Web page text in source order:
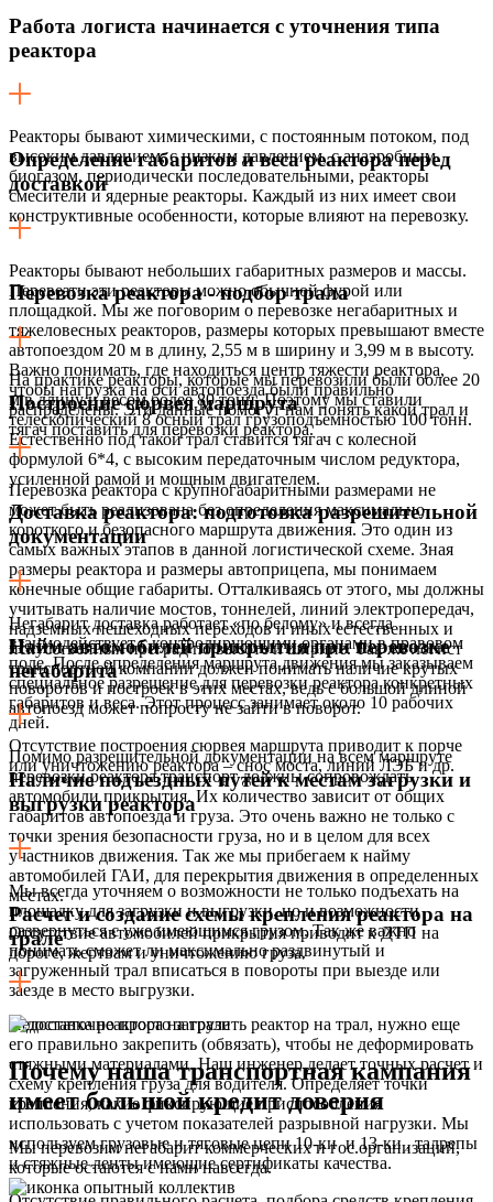
Работа логиста начинается с уточнения типа
реактора
Реакторы бывают химическими, с постоянным потоком, под
высоким давлением, с низким давлением, с анаэробным
биогазом, периодически последовательными, реакторы
смесители и ядерные реакторы. Каждый из них имеет свои
конструктивные особенности, которые влияют на перевозку.
Определение габаритов и веса реактора перед
доставкой
Реакторы бывают небольших габаритных размеров и массы.
Перевезти эти реакторы можно обычной фурой или
площадкой. Мы же поговорим о перевозке негабаритных и
тяжеловесных реакторов, размеры которых превышают вместе
автопоездом 20 м в длину, 2,55 м в ширину и 3,99 м в высоту.
Важно понимать, где находиться центр тяжести реактора,
чтобы нагрузка на оси автопоезда были правильно
распределены. Эти данные помогут нам понять какой трал и
тягач поставить для перевозки реактора.
Перевозка реактора - подбор трала
На практике реакторы, которые мы перевозили были более 20
м в длину и весом более 80 тонн. Поэтому мы ставили
телескопический 8 осный трал грузоподъемностью 100 тонн.
Естественно под такой трал ставится тягач с колесной
формулой 6*4, с высоким передаточным числом редуктора,
усиленной рамой и мощным двигателем.
Построение сюрвея маршрута
Перевозка реактора с крупногабаритными размерами не
может быть реализована без определения максимально
короткого и безопасного маршрута движения. Это один из
самых важных этапов в данной логистической схеме. Зная
размеры реактора и размеры автоприцепа, мы понимаем
конечные общие габариты. Отталкиваясь от этого, мы должны
учитывать наличие мостов, тоннелей, линий электропередач,
надземных пешеходных переходов и иных естественных и
искусственных преград по высоте и ширине. Так же логист
транспортной компании должен понимать наличие крутых
поворотов и построек в этих местах, ведь с большой длиной
автопоезд может попросту не зайти в поворот.
Отсутствие построения сюрвея маршрута приводит к порче
или уничтожению реактора – снос моста, линий ЛЭБ и др.
Доставка реактора: подготовка разрешительной
документации
Негабарит доставка работает «по белому» и всегда
взаимодействует с контролирующими органами в правовом
поле. После определения маршрута движения мы заказываем
специальное разрешение для перевозки реактора конкретных
габаритов и веса. Этот процесс занимает около 10 рабочих
дней.
Найм автомобилей прикрытия при перевозке
негабарита
Помимо разрешительной документации на всем маршруте
перевозки реактора транспорт должны сопровождать
автомобили прикрытия. Их количество зависит от общих
габаритов автопоезда и груза. Это очень важно не только с
точки зрения безопасности груза, но и в целом для всех
участников движения. Так же мы прибегаем к найму
автомобилей ГАИ, для перекрытия движения в определенных
местах.
Отсутствие автомобилей прикрытия приводит к ДТП на
дороге, жертвам и уничтожению груза.
Наличие подъездных путей к местам загрузки и
выгрузки реактора
Мы всегда уточняем о возможности не только подъехать на
площадку для загрузки и выгрузки, но и возможности
развернуться с уже имеющимся грузом. Так же важно
понимать сможет ли максимально раздвинутый и
загруженный трал вписаться в повороты при выезде или
заезде в место выгрузки.
Расчет и создание схемы крепления реактора на
трале
Недостаточно просто загрузить реактор на трал, нужно еще
его правильно закрепить (обвязать), чтобы не деформировать
стяжными материалами. Наш инженер делает точных расчет и
схему крепления груза для водителя. Определяет точки
крепления, какие фиксирующие приспособления
использовать с учетом показателей разрывной нагрузки. Мы
используем грузовые и тяговые цепи 10-ки и 13-ки , талрепы
и стяжные ленты имеющие сертификаты качества.
Почему наша транспортная кампания
имеет большой кредит доверия
Мы перевозим негабарит коммерческих и гос.организаций,
которые остаются с нами навсегда.